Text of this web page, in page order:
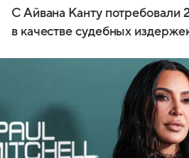
С Айвана Канту потребовали
в качестве судебных